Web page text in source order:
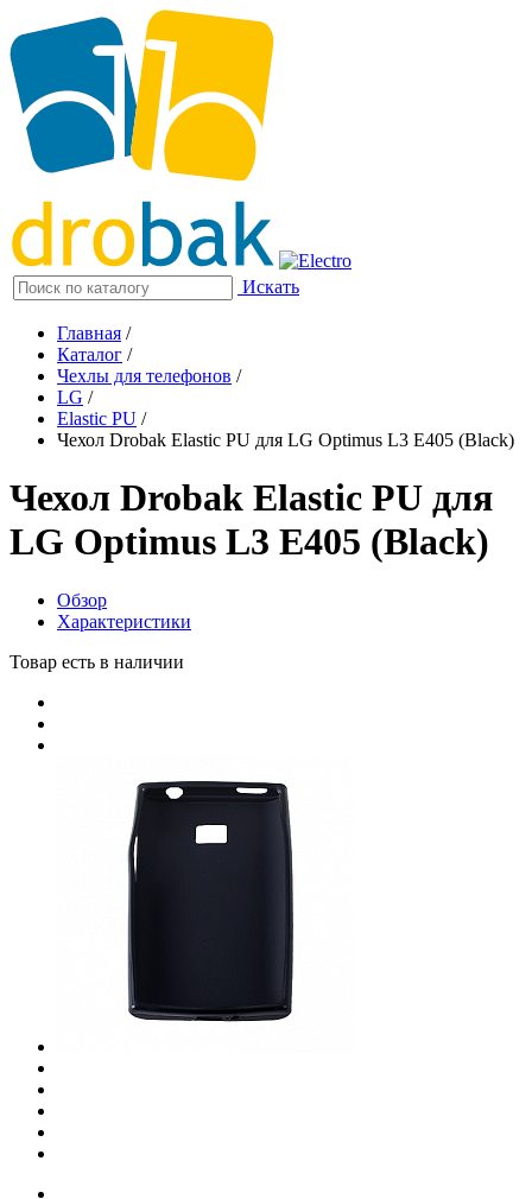
Искать
Главная /
Каталог /
Чехлы для телефонов /
LG /
Elastic PU /
Чехол Drobak Elastic PU для LG Optimus L3 E405 (Black)
Чехол Drobak Elastic PU для
LG Optimus L3 E405 (Black)
Обзор
Характеристики
Товар есть в наличии